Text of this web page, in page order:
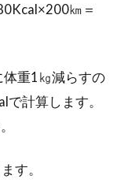
うと思う、26インチで
れたところで、この1
㎞＝
重1㎏減らすの
計算します。
す。